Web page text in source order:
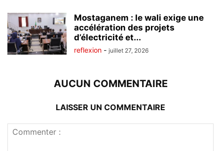
Mostaganem : le wali exige une
accélération des projets
d’électricité et...
reflexion - juillet 27, 2026
AUCUN COMMENTAIRE
LAISSER UN COMMENTAIRE